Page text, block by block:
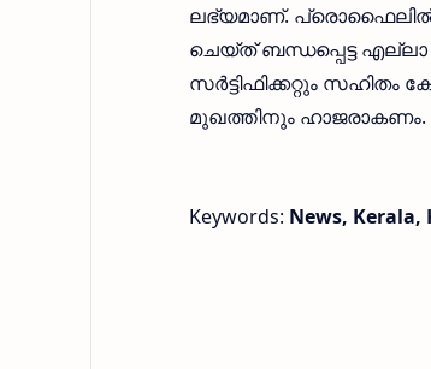
ലഭ്യമാണ്.
ചെയ്ത് ബന്ധപ്പെട്ട എല്ലാ
സര്‍ട്ടിഫിക്കറ്റും
മുഖത്തിനും ഹാജരാകണം.
Keywords: News, Kerala,